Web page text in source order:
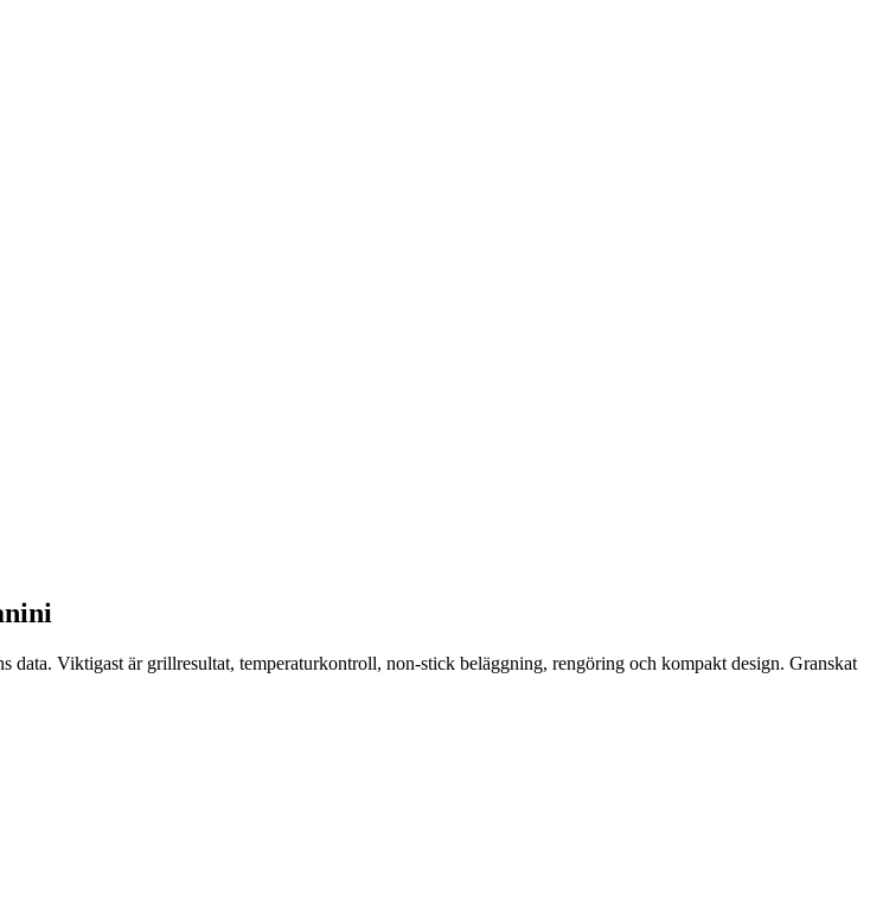
Viktigast är grillresultat, temperaturkontroll, non-stick beläggning, rengöring och kompakt design. Granskat